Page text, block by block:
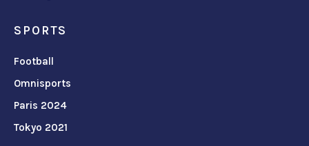
SPORTS
Football
Omnisports
Paris 2024
Tokyo 2021